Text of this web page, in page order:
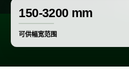
150-3200 mm
可供幅宽范围